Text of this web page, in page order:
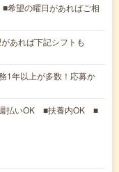
希望の曜日があればご相
あれば下記シフトも
1年以上が多数！応募か
払いOK ■扶養内OK ■